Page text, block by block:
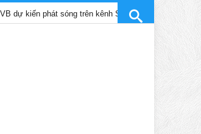
phát sóng trên kênh SCTV9 tháng 4/2025